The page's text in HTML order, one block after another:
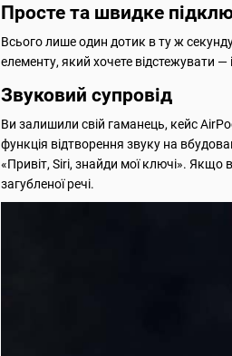
Просте та швидке
Всього лише один дотик в ту ж
елементу, який хочете відстежувати
Звуковий супровід
Ви залишили свій гаманець, кейс
функція відтворення звуку на
«Привіт, Siri, знайди мої ключі». Якщо
загубленої речі.